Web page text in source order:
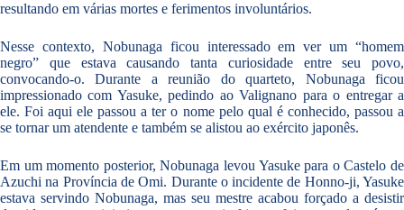
resultando em várias mortes e ferimentos involuntários.
Nesse contexto, Nobunaga ficou interessado em ver um “homem
negro” que estava causando tanta curiosidade entre seu povo,
convocando-o. Durante a reunião do quarteto, Nobunaga ficou
impressionado com Yasuke, pedindo ao Valignano para o entregar a
ele. Foi aqui ele passou a ter o nome pelo qual é conhecido, passou a
se tornar um atendente e também se alistou ao exército japonês.
Em um momento posterior, Nobunaga levou Yasuke para o Castelo de
Azuchi na Província de Omi. Durante o incidente de Honno-ji, Yasuke
estava servindo Nobunaga, mas seu mestre acabou forçado a desistir